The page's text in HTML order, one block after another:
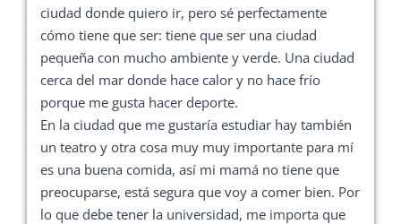
ciudad donde quiero ir, pero sé perfectamente
cómo tiene que ser: tiene que ser una ciudad
pequeña con mucho ambiente y verde. Una ciudad
cerca del mar donde hace calor y no hace frío
porque me gusta hacer deporte.
En la ciudad que me gustaría estudiar hay también
un teatro y otra cosa muy muy importante para mí
es una buena comida, así mi mamá no tiene que
preocuparse, está segura que voy a comer bien. Por
lo que debe tener la universidad, me importa que